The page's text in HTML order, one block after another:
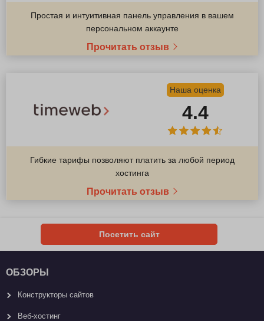
Простая и интуитивная панель управления в вашем
персональном аккаунте
Прочитать отзыв
Наша оценка
4.4
Гибкие тарифы позволяют платить за любой период
хостинга
Прочитать отзыв
Посетить сайт
ОБЗОРЫ
Конструкторы сайтов
Веб-хостинг